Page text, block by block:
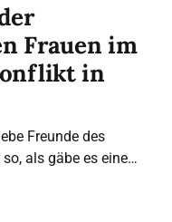
Frauen im
in
Freunde des
Recht oder